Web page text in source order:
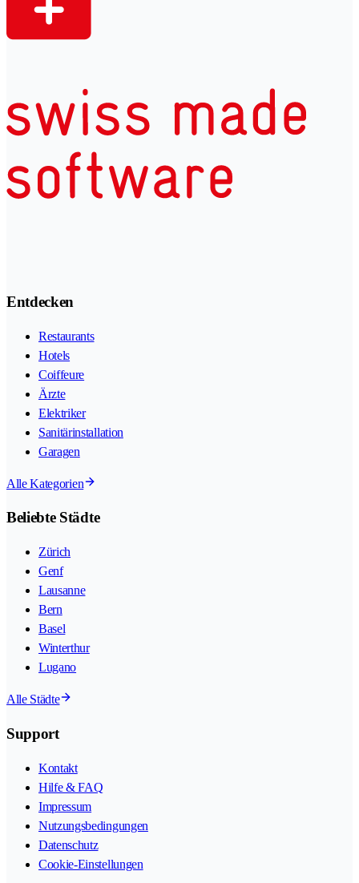
Entdecken
Restaurants
Hotels
Coiffeure
Ärzte
Elektriker
Sanitärinstallation
Garagen
Alle Kategorien
Beliebte Städte
Zürich
Genf
Lausanne
Bern
Basel
Winterthur
Lugano
Alle Städte
Support
Kontakt
Hilfe & FAQ
Impressum
Nutzungsbedingungen
Datenschutz
Cookie-Einstellungen